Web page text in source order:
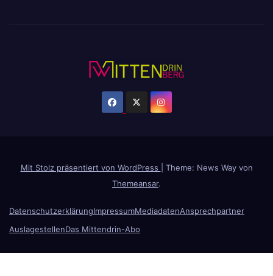
Mit Stolz präsentiert von WordPress
Theme: News Way von
Themeansar.
DatenschutzerklärungImpressumMediadatenAnsprechpartner
AuslagestellenDas Mittendrin-Abo